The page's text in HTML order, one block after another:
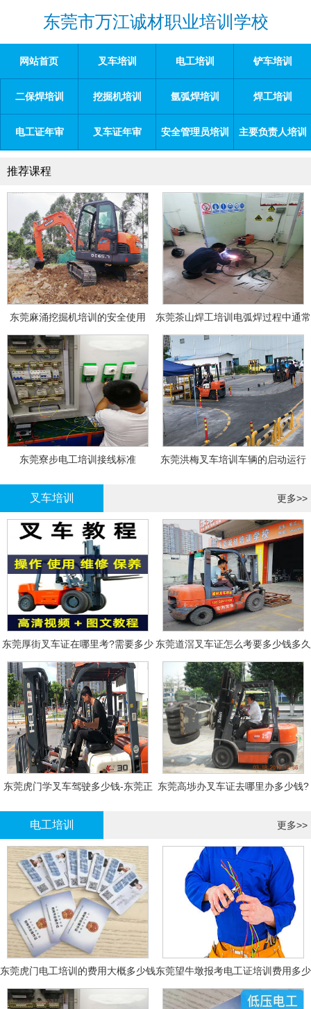
东莞市万江诚材职业培训学校
网站首页 叉车培训 电工培训 铲车培训
二保焊培训 挖掘机培训 氩弧焊培训 焊工培训
电工证年审 叉车证年审 安全管理员培训 主要负责人培训
推荐课程
东莞麻涌挖掘机培训的安全使用
东莞茶山焊工培训电弧焊过程中通常
会采取以下措施
东莞寮步电工培训接线标准 东莞洪梅叉车培训车辆的启动运行
叉车培训 更多>>
东莞厚街叉车证在哪里考?需要多少
钱?
东莞道滘叉车证怎么考要多少钱多久
拿证
东莞虎门学叉车驾驶多少钱-东莞正 东莞高埗办叉车证去哪里办多少钱?
电工培训 更多>>
东莞虎门电工培训的费用大概多少钱东莞望牛墩报考电工证培训费用多少
钱